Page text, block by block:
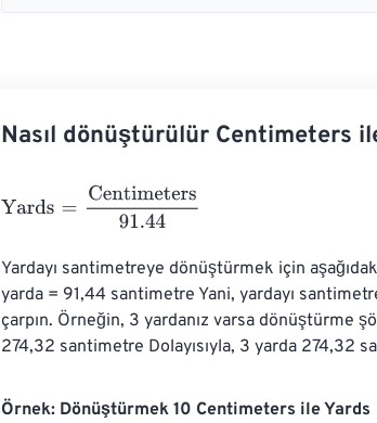
Nasıl dönüştürülür Centimeters
Yards Centimeters91.44
Yardayı santimetreye dönüştürmek için
yarda = 91,44 santimetre Yani, yardayı
çarpın. Örneğin, 3 yardanız varsa dönüştürme
274,32 santimetre Dolayısıyla, 3 yarda 274,32
Örnek: Dönüştürmek 10 Centimeters ile Yards